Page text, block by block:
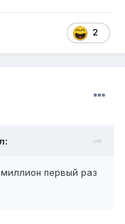
2
первый раз